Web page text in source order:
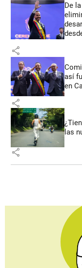
De
share
así
en
share
las
share